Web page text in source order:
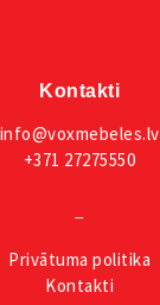
Kontakti
info@voxmebeles.lv
+371 27275550
Privātuma politika
Kontakti